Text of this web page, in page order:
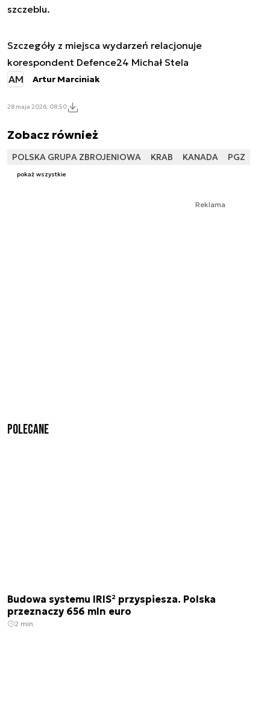
szczeblu.
Szczegóły z miejsca wydarzeń relacjonuje
korespondent Defence24 Michał Stela
AM
Artur Marciniak
28 maja 2026, 08:50
Zobacz również
POLSKA GRUPA ZBROJENIOWA KRAB KANADA PGZ
pokaż wszystkie
Reklama
Polecane
Budowa systemu IRIS² przyspiesza. Polska
przeznaczy 656 mln euro
2 min.